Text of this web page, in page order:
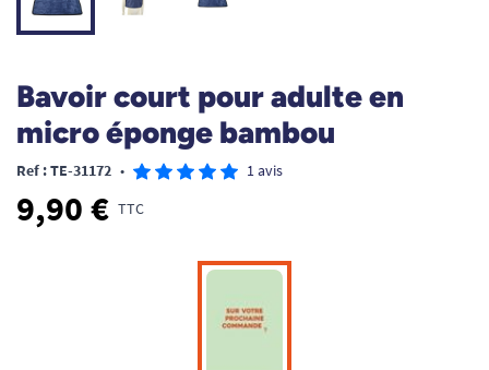
Bavoir court pour adulte en
micro éponge bambou
Ref : TE-31172 • 1 avis
9,90 € TTC